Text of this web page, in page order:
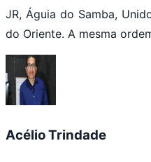
JR, Águia do Samba,
do Oriente. A mesma
Acélio Trindade